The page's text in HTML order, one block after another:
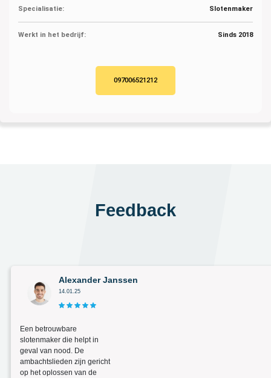
Specialisatie: Slotenmaker
Werkt in het bedrijf: Sinds 2018
097006521212
Feedback
Alexander Janssen
14.01.25
Een betrouwbare
slotenmaker die helpt in
geval van nood. De
ambachtslieden zijn gericht
op het oplossen van de